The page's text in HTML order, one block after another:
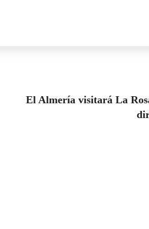
El Almería visitará La